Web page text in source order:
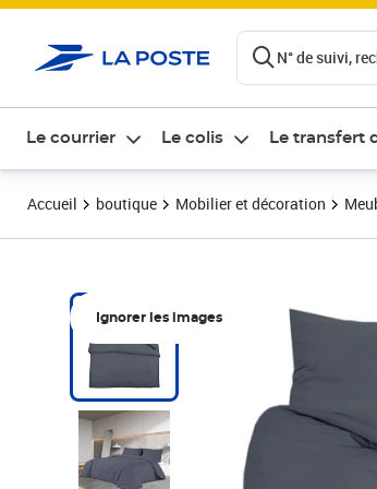
N° de suivi,
Le courrier Le colis Le transfert
Accueil boutique Mobilier et décoration
Ignorer les images